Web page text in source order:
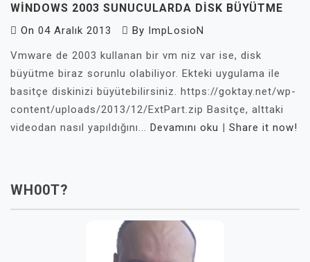
WINDOWS 2003 SUNUCULARDA DISK BÜYÜTME
On 04 Aralık 2013 By ImpLosioN
Vmware de 2003 kullanan bir vm niz var ise, disk
büyütme biraz sorunlu olabiliyor. Ekteki uygulama ile
basitçe diskinizi büyütebilirsiniz. https://goktay.net/wp-
content/uploads/2013/12/ExtPart.zip Basitçe, alttaki
videodan nasıl yapıldığını... Devamını oku | Share it now!
WH00T?